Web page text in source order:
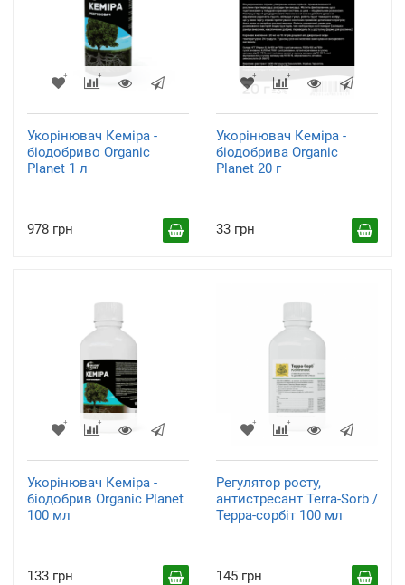
Добриво для газону
Весна-Літо
Укорінювач Кеміра -
біодобриво Organic
Planet 1 л
978 грн
Укорінювач Кеміра -
біодобрива Organic
Planet 20 г
33 грн
Укорінювач Кеміра -
біодобрив Organic Planet
100 мл
133 грн
Регулятор росту,
антистресант Terra-Sorb /
Терра-сорбіт 100 мл
145 грн